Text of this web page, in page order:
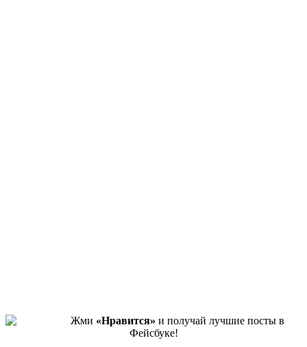
Жми «Нравится» и получай лучшие посты в
Фейсбуке!